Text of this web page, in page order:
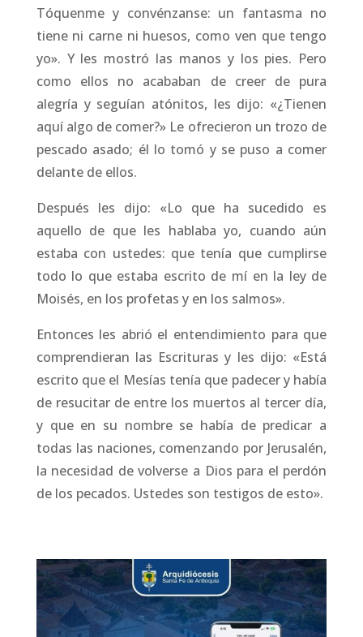
Tóquenme y convénzanse: un fantasma no
tiene ni carne ni huesos, como ven que tengo
yo». Y les mostró las manos y los pies. Pero
como ellos no acababan de creer de pura
alegría y seguían atónitos, les dijo: «¿Tienen
aquí algo de comer?» Le ofrecieron un trozo de
pescado asado; él lo tomó y se puso a comer
delante de ellos.
Después les dijo: «Lo que ha sucedido es
aquello de que les hablaba yo, cuando aún
estaba con ustedes: que tenía que cumplirse
todo lo que estaba escrito de mí en la ley de
Moisés, en los profetas y en los salmos».
Entonces les abrió el entendimiento para que
comprendieran las Escrituras y les dijo: «Está
escrito que el Mesías tenía que padecer y había
de resucitar de entre los muertos al tercer día,
y que en su nombre se había de predicar a
todas las naciones, comenzando por Jerusalén,
la necesidad de volverse a Dios para el perdón
de los pecados. Ustedes son testigos de esto».